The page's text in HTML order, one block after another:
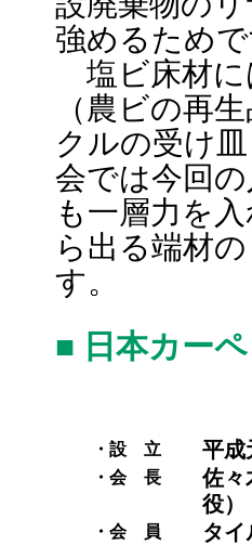
強めるためで
塩ビ床材に
（農ビの再
クルの受け
会では今回
も一層力を
ら出る端材
す。
■ 日本カー
・設 立 平成
・会 長
佐
役）
・会 員
タイ